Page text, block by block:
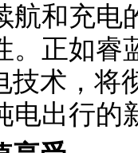
航和充电
。正如睿
技术，将
电出行的